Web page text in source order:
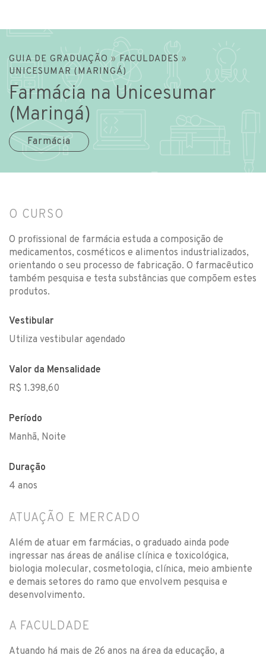
GUIA DE GRADUAÇÃO »FACULDADES »
UNICESUMAR (MARINGÁ)
Farmácia na Unicesumar
(Maringá)
Farmácia
O CURSO
O profissional de farmácia estuda a composição de
medicamentos, cosméticos e alimentos industrializados,
orientando o seu processo de fabricação. O farmacêutico
também pesquisa e testa substâncias que compõem estes
produtos.
Vestibular
Utiliza vestibular agendado
Valor da Mensalidade
R$ 1.398,60
Período
Manhã, Noite
Duração
4 anos
ATUAÇÃO E MERCADO
Além de atuar em farmácias, o graduado ainda pode
ingressar nas áreas de análise clínica e toxicológica,
biologia molecular, cosmetologia, clínica, meio ambiente
e demais setores do ramo que envolvem pesquisa e
desenvolvimento.
A FACULDADE
Atuando há mais de 26 anos na área da educação, a